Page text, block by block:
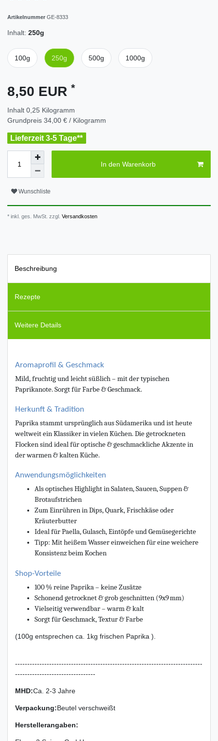
Artikelnummer GE-8333
Inhalt: 250g
100g 250g 500g 1000g
8,50 EUR *
Inhalt 0,25 Kilogramm
Grundpreis 34,00 € / Kilogramm
Lieferzeit 3-5 Tage**
In den Warenkorb
Wunschliste
* inkl. ges. MwSt. zzgl. Versandkosten
Beschreibung
Rezepte
Weitere Details
Aromaprofil & Geschmack
Mild, fruchtig und leicht süßlich – mit der typischen
Paprikanote. Sorgt für Farbe & Geschmack.
Herkunft & Tradition
Paprika stammt ursprünglich aus Südamerika und ist heute
weltweit ein Klassiker in vielen Küchen. Die getrockneten
Flocken sind ideal für optische & geschmackliche Akzente in
der warmen & kalten Küche.
Anwendungsmöglichkeiten
Als optisches Highlight in Salaten, Saucen, Suppen &
Brotaufstrichen
Zum Einrühren in Dips, Quark, Frischkäse oder
Kräuterbutter
Ideal für Paella, Gulasch, Eintöpfe und Gemüsegerichte
Tipp: Mit heißem Wasser einweichen für eine weichere
Konsistenz beim Kochen
Shop-Vorteile
100 % reine Paprika – keine Zusätze
Schonend getrocknet & grob geschnitten (9x9 mm)
Vielseitig verwendbar – warm & kalt
Sorgt für Geschmack, Textur & Farbe
(100g entsprechen ca. 1kg frischen Paprika ).
-----------------------------------------------------------------------------
---------------------------------
MHD:Ca. 2-3 Jahre
Verpackung:Beutel verschweißt
Herstellerangaben: